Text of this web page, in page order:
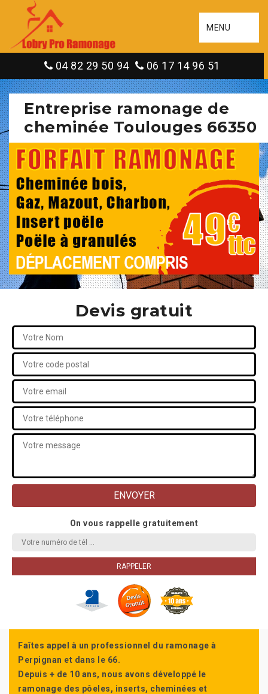
MENU
04 82 29 50 94 06 17 14 96 51
Entreprise ramonage de
cheminée Toulouges 66350
Devis gratuit
On vous rappelle gratuitement
Faîtes appel à un professionnel du ramonage à
Perpignan et dans le 66.
Depuis + de 10 ans, nous avons développé le
ramonage des pôeles, inserts, cheminées et